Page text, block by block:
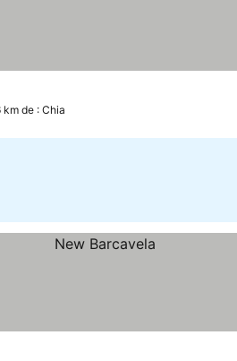
km de : Chia